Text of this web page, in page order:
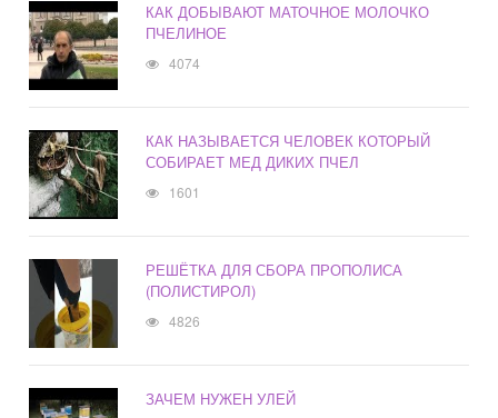
КАК ДОБЫВАЮТ МАТОЧНОЕ МОЛОЧКО
ПЧЕЛИНОЕ
4074
КАК НАЗЫВАЕТСЯ ЧЕЛОВЕК КОТОРЫЙ
СОБИРАЕТ МЕД ДИКИХ ПЧЕЛ
1601
РЕШЁТКА ДЛЯ СБОРА ПРОПОЛИСА
(ПОЛИСТИРОЛ)
4826
ЗАЧЕМ НУЖЕН УЛЕЙ